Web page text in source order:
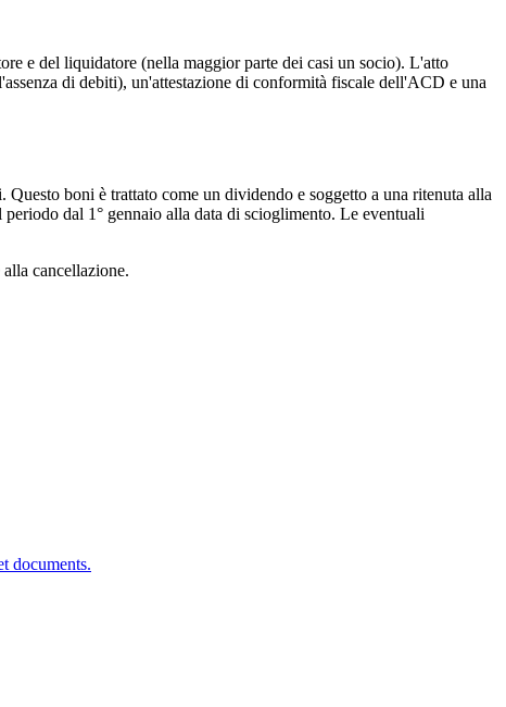
e del liquidatore (nella maggior parte dei casi un socio). L'atto
di debiti), un'attestazione di conformità fiscale dell'ACD e una
boni è trattato come un dividendo e soggetto a una ritenuta alla
dal 1° gennaio alla data di scioglimento. Le eventuali
cancellazione.
documents.